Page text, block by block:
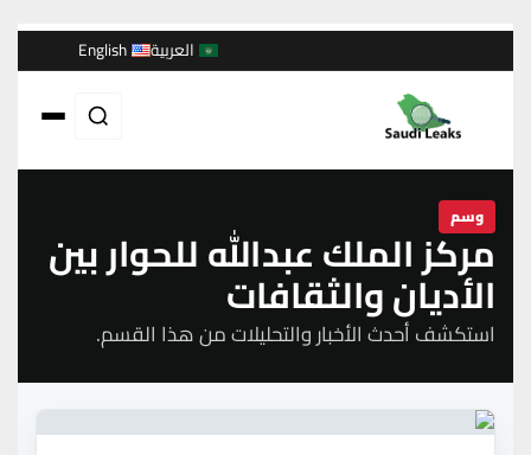
العربية English
وسم
مركز الملك عبدالله للحوار بين
الأديان والثقافات
استكشف أحدث الأخبار والتحليلات من هذا القسم.